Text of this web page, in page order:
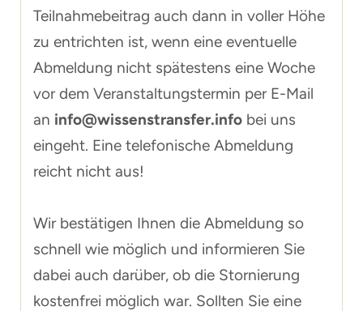
Teilnahmebeitrag auch dann in voller Höhe
zu entrichten ist, wenn eine eventuelle
Abmeldung nicht spätestens eine Woche
vor dem Veranstaltungstermin per E-Mail
an info@wissenstransfer.info bei uns
eingeht. Eine telefonische Abmeldung
reicht nicht aus!
Wir bestätigen Ihnen die Abmeldung so
schnell wie möglich und informieren Sie
dabei auch darüber, ob die Stornierung
kostenfrei möglich war. Sollten Sie eine